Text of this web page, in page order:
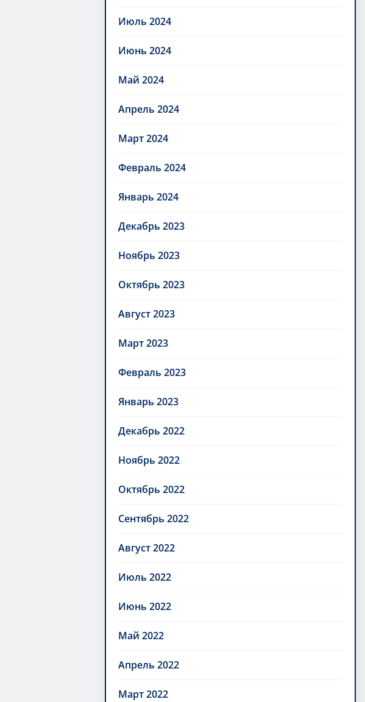
Июль 2024
Июнь 2024
Май 2024
Апрель 2024
Март 2024
Февраль 2024
Январь 2024
Декабрь 2023
Ноябрь 2023
Октябрь 2023
Август 2023
Март 2023
Февраль 2023
Январь 2023
Декабрь 2022
Ноябрь 2022
Октябрь 2022
Сентябрь 2022
Август 2022
Июль 2022
Июнь 2022
Май 2022
Апрель 2022
Март 2022